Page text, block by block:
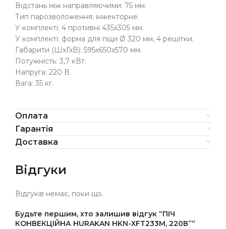
Відстань між направляючими: 75 мм.
Тип парозволоження: інжекторне.
У комплекті: 4 противні 435х305 мм.
У комплекті: форма для піци Ø 320 мм, 4 решітки.
Габарити (ШхГхВ): 595х650х570 мм.
Потужність: 3,7 кВт.
Напруга: 220 В.
Вага: 35 кг.
Оплата
Гарантія
Доставка
Відгуки
Відгуків немає, поки що.
Будьте першим, хто залишив відгук “ПІЧ
КОНВЕКЦІЙНА HURAKAN HKN-XFT233M, 220В”“